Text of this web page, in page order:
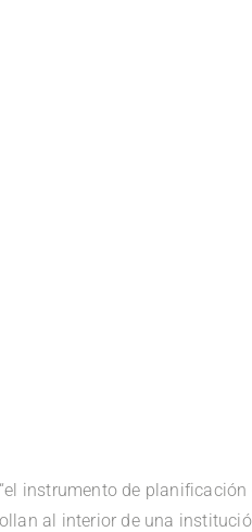
“el instrumento de
al interior de una